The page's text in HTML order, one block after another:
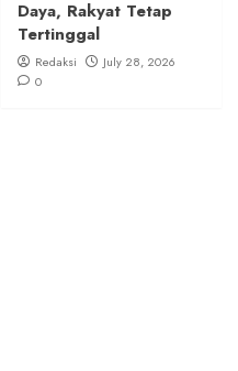
Daya, Rakyat Tetap
Tertinggal
Redaksi
July 28, 2026
0